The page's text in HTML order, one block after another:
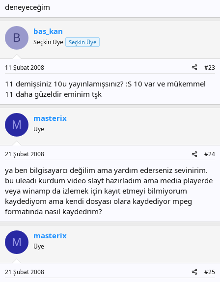
deneyeceğim
B bas_kan
Seçkin Üye Seçkin Üye
11 Şubat 2008 #23
11 demişsiniz 10u yayınlamışsınız? :S 10 var ve mükemmel
11 daha güzeldir eminim tşk
M masterix
Üye
21 Şubat 2008 #24
ya ben bilgisayarcı değilim ama yardım ederseniz sevinirim.
bu uleadı kurdum video slayt hazırladım ama media playerde
veya winamp da izlemek için kayıt etmeyi bilmiyorum
kaydediyom ama kendi dosyası olara kaydediyor mpeg
formatında nasıl kaydedrim?
M masterix
Üye
21 Şubat 2008 #25